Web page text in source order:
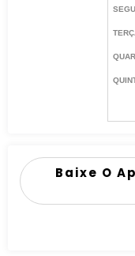
Baixe O